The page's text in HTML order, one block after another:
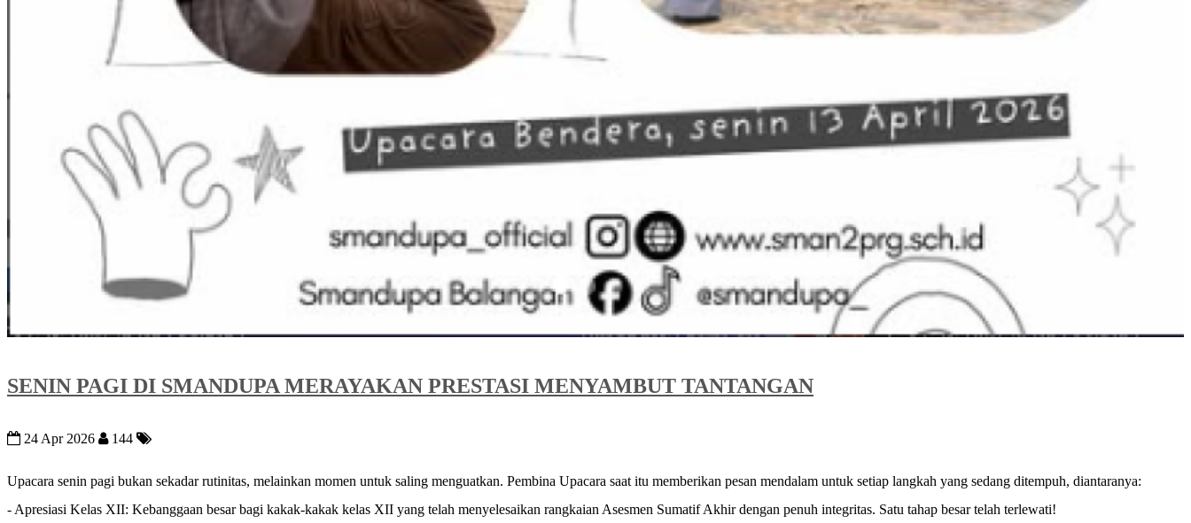
SENIN PAGI DI SMANDUPA MERAYAKAN PRESTASI MENYAMBUT TANTANGAN
24 Apr 2026 144
Upacara senin pagi bukan sekadar rutinitas, melainkan momen untuk saling menguatkan. Pembina Upacara saat itu memberikan pesan mendalam untuk setiap langkah yang sedang ditempuh, diantaranya:
- Apresiasi Kelas XII: Kebanggaan besar bagi kakak-kakak kelas XII yang telah menyelesaikan rangkaian Asesmen Sumatif Akhir dengan penuh integritas. Satu tahap besar telah terlewati!